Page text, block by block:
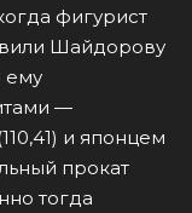
фигурист
Шайдорову
ему
—
и японцем
прокат
тогда